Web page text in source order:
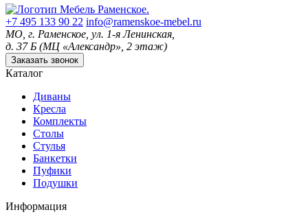
+7 495 133 90 22 info@ramenskoe-mebel.ru
МО, г. Раменское, ул. 1-я Ленинская,
д. 37 Б (МЦ «Александр», 2 этаж)
Заказать звонок
Каталог
Диваны
Кресла
Комплекты
Столы
Стулья
Банкетки
Пуфики
Подушки
Информация